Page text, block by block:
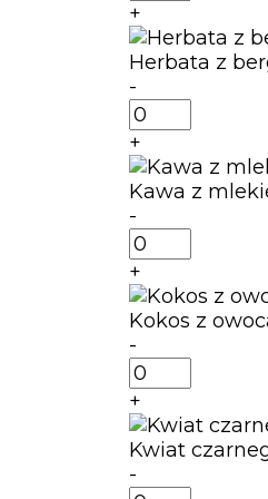
Ciastko
korzenne
(13g)
+
Herbata z
-
ilość
Herbata
z
bergamotką
+
Kawa z
-
ilość
Kawa
z
mlekiem
+
Kokos z
-
ilość
Kokos
z
owocami
egzotycznymi
(13g)
+
Kwiat
-